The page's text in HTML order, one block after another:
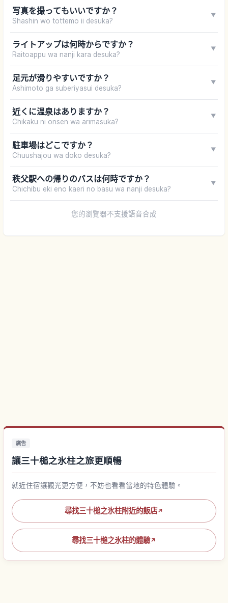
写真を撮ってもいいですか？
Shashin wo tottemo ii desuka?
▼
ライトアップは何時からですか？
Raitoappu wa nanji kara desuka?
▼
足元が滑りやすいですか？
Ashimoto ga suberiyasui desuka?
▼
近くに温泉はありますか？
Chikaku ni onsen wa arimasuka?
▼
駐車場はどこですか？
Chuushajou wa doko desuka?
▼
秩父駅への帰りのバスは何時ですか？
Chichibu eki eno kaeri no basu wa nanji desuka?
▼
您的瀏覽器不支援語音合成
廣告
讓三十槌之氷柱之旅更順暢
就近住宿讓觀光更方便，不妨也看看當地的特色體驗。
尋找三十槌之氷柱附近的飯店↗
尋找三十槌之氷柱的體驗↗